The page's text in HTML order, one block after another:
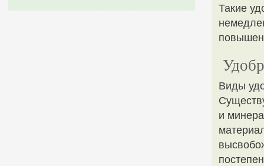
Такие
Виды
и